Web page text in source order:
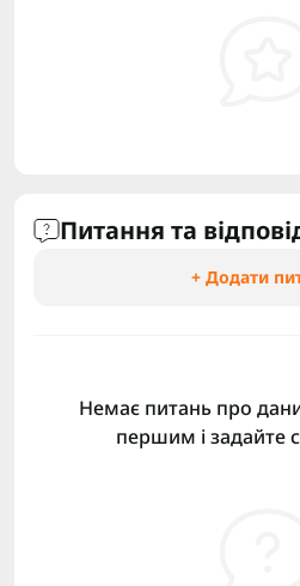
Питання та
+ Додати
Немає питань про
першим і задайте